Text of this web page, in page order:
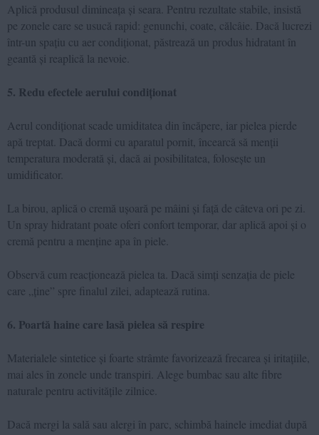
Aplică produsul dimineața și seara. Pentru rezultate stabile, insistă
pe zonele care se usucă rapid: genunchi, coate, călcâie. Dacă lucrezi
într-un spațiu cu aer condiționat, păstrează un produs hidratant în
geantă și reaplică la nevoie.
5. Redu efectele aerului condiționat
Aerul condiționat scade umiditatea din încăpere, iar pielea pierde
apă treptat. Dacă dormi cu aparatul pornit, încearcă să menții
temperatura moderată și, dacă ai posibilitatea, folosește un
umidificator.
La birou, aplică o cremă ușoară pe mâini și față de câteva ori pe zi.
Un spray hidratant poate oferi confort temporar, dar aplică apoi și o
cremă pentru a menține apa în piele.
Observă cum reacționează pielea ta. Dacă simți senzația de piele
care „ține” spre finalul zilei, adaptează rutina.
6. Poartă haine care lasă pielea să respire
Materialele sintetice și foarte strâmte favorizează frecarea și iritațiile,
mai ales în zonele unde transpiri. Alege bumbac sau alte fibre
naturale pentru activitățile zilnice.
Dacă mergi la sală sau alergi în parc, schimbă hainele imediat după